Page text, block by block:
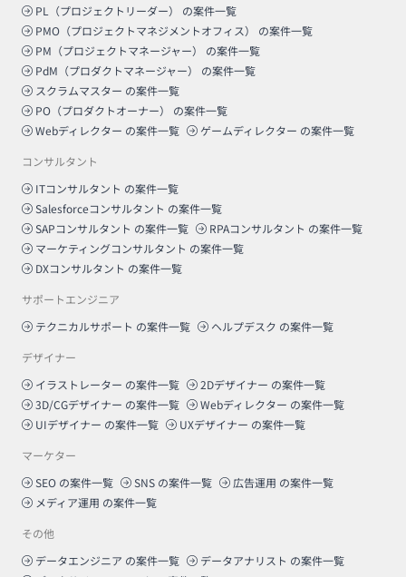
PL（プロジェクトリーダー）
の案件一覧
PMO（プロジェクトマネジメントオフィス）
の案件一覧
PM（プロジェクトマネージャー）
の案件一覧
PdM（プロダクトマネージャー）
の案件一覧
スクラムマスター の案件一覧
PO（プロダクトオーナー）
の案件一覧
Webディレクター の案件一覧 ゲームディレクター の案件一覧
コンサルタント
ITコンサルタント の案件一覧
Salesforceコンサルタント の案件一覧
SAPコンサルタント の案件一覧 RPAコンサルタント の案件一覧
マーケティングコンサルタント の案件一覧
DXコンサルタント の案件一覧
サポートエンジニア
テクニカルサポート の案件一覧 ヘルプデスク の案件一覧
デザイナー
イラストレーター の案件一覧 2Dデザイナー の案件一覧
3D/CGデザイナー の案件一覧 Webディレクター の案件一覧
UIデザイナー の案件一覧 UXデザイナー の案件一覧
マーケター
SEO の案件一覧 SNS の案件一覧 広告運用 の案件一覧
メディア運用 の案件一覧
その他
データエンジニア の案件一覧 データアナリスト の案件一覧